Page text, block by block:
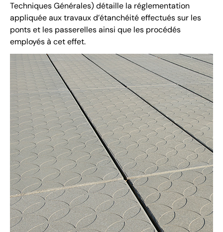
Techniques Générales) détaille la réglementation
appliquée aux travaux d’étanchéité effectués sur les
ponts et les passerelles ainsi que les procédés
employés à cet effet.